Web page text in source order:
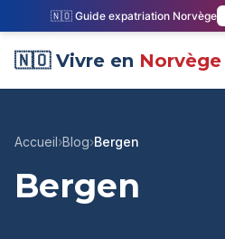
🇳🇴 Guide expatriation Norvège
🇳🇴 Vivre en Norvège
Accueil›Blog›Bergen
Bergen